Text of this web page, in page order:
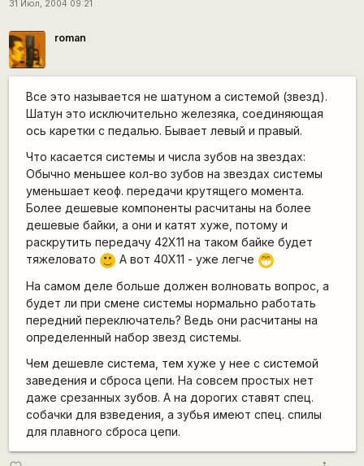
31 Июл, 2004 09:21
roman
Все это называется не шатуном а системой (звезд).
Шатун это исключительно железяка, соединяющая
ось каретки с педалью. Бывает левый и правый.
Что касается системы и числа зубов на звездах:
Обычно меньшее кол-во зубов на звездах системы
уменьшает кеоф. передачи крутящего момента.
Более дешевые компоненты расчитаны на более
дешевые байки, а они и катят хуже, потому и
раскрутить передачу 42Х11 на таком байке будет
тяжеловато
:) А вот 40Х11 - уже легче ;D
На самом деле больше должен волновать вопрос, а
будет ли при смене системы нормально работать
передний переключатель? Ведь они расчитаны на
определенный набор звезд системы.
Чем дешевле система, тем хуже у нее с системой
заведения и сброса цепи. На совсем простых нет
даже срезанных зубов. А на дорогих ставят спец.
собачки для взведения, а зубья имеют спец. спилы
для плавного сброса цепи.